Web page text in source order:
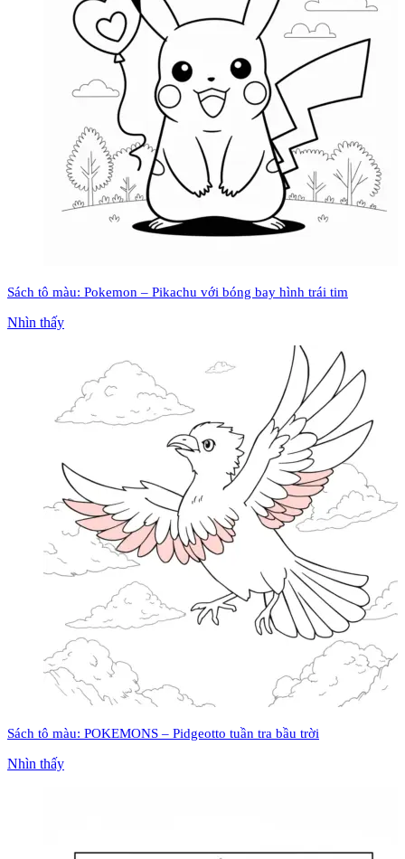
Sách tô màu: Pokemon – Pikachu với bóng bay hình trái tim
Nhìn thấy
Sách tô màu: POKEMONS – Pidgeotto tuần tra bầu trời
Nhìn thấy